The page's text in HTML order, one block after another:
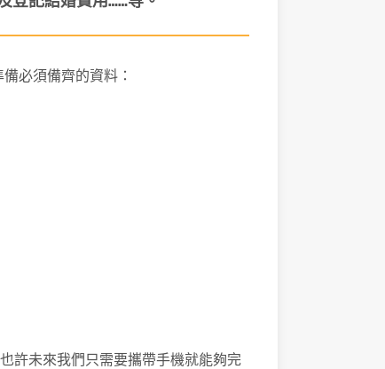
必須備齊的資料：
許未來我們只需要攜帶手機就能夠完